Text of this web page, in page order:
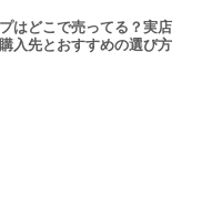
はどこで売ってる？実店
入先とおすすめの選び方